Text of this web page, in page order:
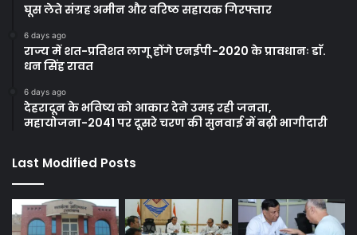
घूस लेते संग्रह अमीन और वरिष्ठ सहायक गिरफ्तार
6 days ago
राज्य में शत-प्रतिशत लागू होंगे एनईपी-2020 के प्रावधानः डाॅ.
धन सिंह रावत
6 days ago
देहरादून के भविष्य को आकार देने उमड़ रही जनता,
महायोजना-2041 पर दूसरे चरण की सुनवाई में बढ़ी भागीदारी
Last Modified Posts